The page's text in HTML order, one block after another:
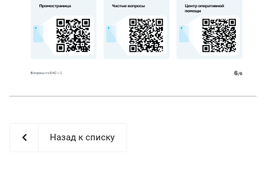
Назад к списку